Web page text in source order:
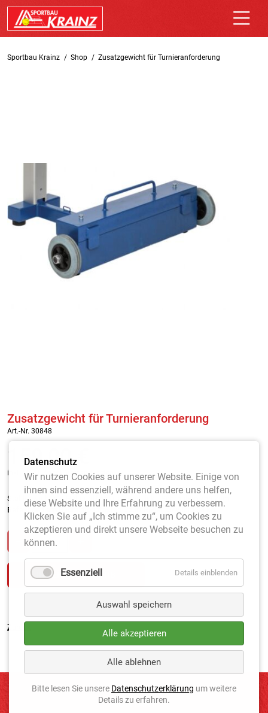
Sportbau Krainz Shop Zusatzgewicht für Turnieranforderung
Zusatzgewicht für Turnieranforderung
Art.-Nr. 30848
159,00
inkl. MwSt. / zzgl. Versandkosten
Stahlgewicht mit Haltegriff blau lackiert,
inkl. Schraubbolzen zum
Befestigen am Badmintonpfosten Court Royal. Gewicht 38 kg.
Zurück
KONTAKT
Datenschutz
Wir nutzen Cookies auf unserer Website. Einige von
ihnen sind essenziell, während andere uns helfen,
diese Website und Ihre Erfahrung zu verbessern.
Klicken Sie auf „Ich stimme zu“, um Cookies zu
akzeptieren und direkt unsere Webseite besuchen zu
können.
Essenziell Details einblenden
Auswahl speichern
Alle akzeptieren
Alle ablehnen
Bitte lesen Sie unsere Datenschutzerklärung um weitere
Details zu erfahren.